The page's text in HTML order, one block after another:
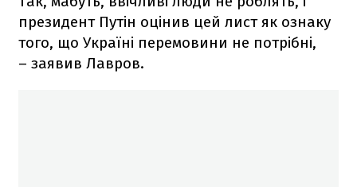
президент Путін оцінив цей лист як ознаку
того, що Україні перемовини не потрібні,
– заявив Лавров.